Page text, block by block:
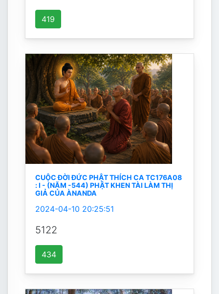
419
CUỘC ĐỜI ĐỨC PHẬT THÍCH CA TC176A08
: I - (NĂM -544) PHẬT KHEN TÀI LÀM THỊ
GIẢ CỦA ÀNANDA
2024-04-10 20:25:51
5122
434